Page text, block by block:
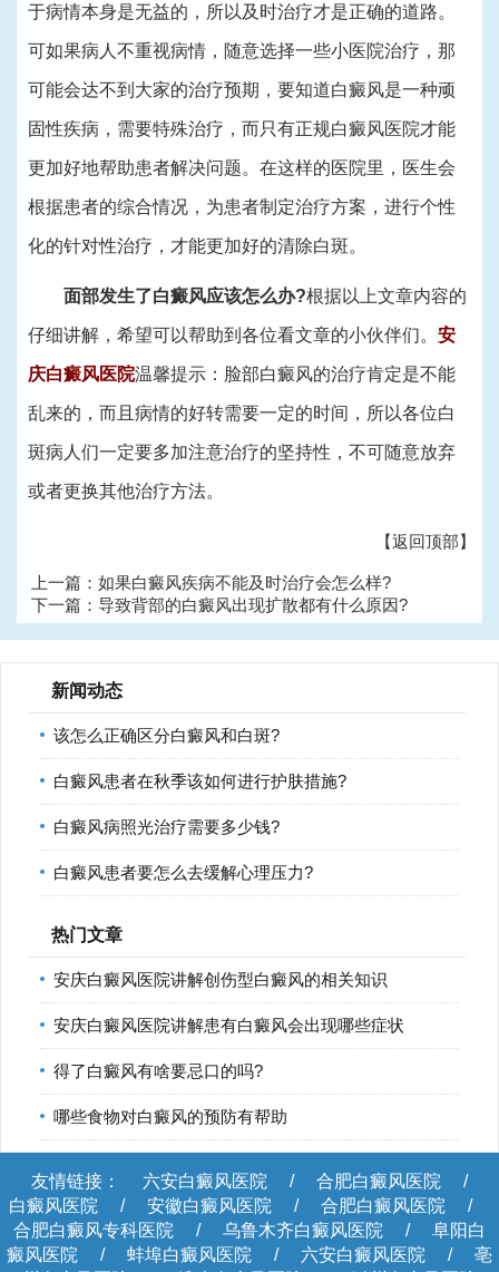
于病情本身是无益的，所以及时治疗才是正确的道路。
可如果病人不重视病情，随意选择一些小医院治疗，那
可能会达不到大家的治疗预期，要知道白癜风是一种顽
固性疾病，需要特殊治疗，而只有正规白癜风医院才能
更加好地帮助患者解决问题。在这样的医院里，医生会
根据患者的综合情况，为患者制定治疗方案，进行个性
化的针对性治疗，才能更加好的清除白斑。
面部发生了白癜风应该怎么办?根据以上文章内容的
仔细讲解，希望可以帮助到各位看文章的小伙伴们。安
庆白癜风医院温馨提示：脸部白癜风的治疗肯定是不能
乱来的，而且病情的好转需要一定的时间，所以各位白
斑病人们一定要多加注意治疗的坚持性，不可随意放弃
或者更换其他治疗方法。
【返回顶部】
上一篇： 如果白癜风疾病不能及时治疗会怎么样?
下一篇： 导致背部的白癜风出现扩散都有什么原因?
新闻动态
该怎么正确区分白癜风和白斑?
白癜风患者在秋季该如何进行护肤措施?
白癜风病照光治疗需要多少钱?
白癜风患者要怎么去缓解心理压力?
热门文章
安庆白癜风医院讲解创伤型白癜风的相关知识
安庆白癜风医院讲解患有白癜风会出现哪些症状
得了白癜风有啥要忌口的吗?
哪些食物对白癜风的预防有帮助
友情链接： 六安白癜风医院 / 合肥白癜风医院
/
白癜风医院
/ 安徽白癜风医院 / 合肥白癜风医院
/
合肥白癜风专科医院
/ 乌鲁木齐白癜风医院 /
阜阳白
癜风医院
/ 蚌埠白癜风医院 / 六安白癜风医院 /
亳